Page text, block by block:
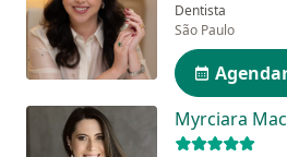
Dentista
São Paulo
Myrciara